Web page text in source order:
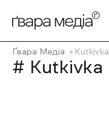
Ґвара Медіа Kutkivka
# Kutkivka